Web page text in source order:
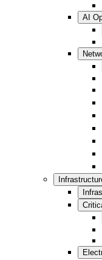
AI